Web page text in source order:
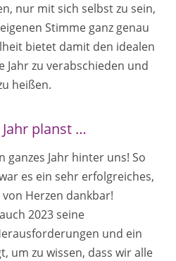
nur mit sich selbst zu sein,
Stimme ganz genau
bietet damit den idealen
Jahr zu verabschieden und
heißen.
planst …
ganzes Jahr hinter uns! So
es ein sehr erfolgreiches,
Herzen dankbar!
2023 seine
und ein
um zu wissen, dass wir alle